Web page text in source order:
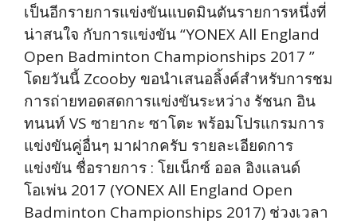
เป็นอีกรายการแข่งขันแบดมินตันรายการหนึ่งที่
น่าสนใจ กับการแข่งขัน “YONEX All England
Open Badminton Championships 2017 ”
โดยวันนี้ Zcooby ขอนำเสนอลิ้งค์สำหรับการชม
การถ่ายทอดสดการแข่งขันระหว่าง รัชนก อิน
ทนนท์ VS ซายากะ ซาโตะ พร้อมโปรแกรมการ
แข่งขันคู่อื่นๆ มาฝากครับ รายละเอียดการ
แข่งขัน ชื่อรายการ : โยเน็กซ์ ออล อิงแลนด์
โอเพ่น 2017 (YONEX All England Open
Badminton Championships 2017) ช่วงเวลา